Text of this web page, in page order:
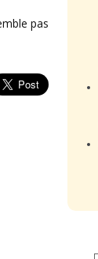
pas